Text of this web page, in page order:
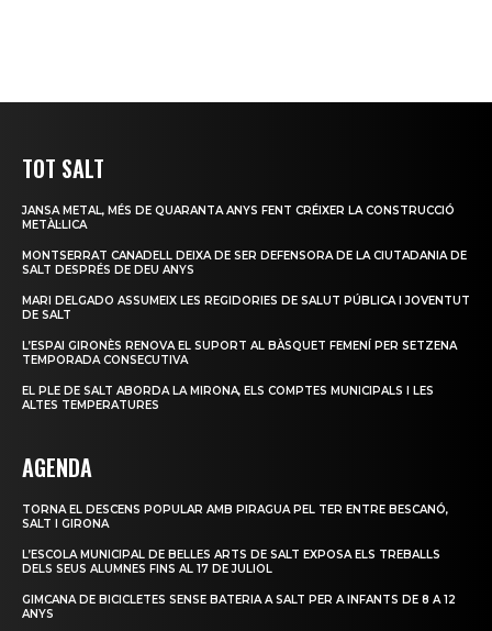
TOT SALT
JANSA METAL, MÉS DE QUARANTA ANYS FENT CRÉIXER LA CONSTRUCCIÓ
METÀL·LICA
MONTSERRAT CANADELL DEIXA DE SER DEFENSORA DE LA CIUTADANIA DE
SALT DESPRÉS DE DEU ANYS
MARI DELGADO ASSUMEIX LES REGIDORIES DE SALUT PÚBLICA I JOVENTUT
DE SALT
L’ESPAI GIRONÈS RENOVA EL SUPORT AL BÀSQUET FEMENÍ PER SETZENA
TEMPORADA CONSECUTIVA
EL PLE DE SALT ABORDA LA MIRONA, ELS COMPTES MUNICIPALS I LES
ALTES TEMPERATURES
AGENDA
TORNA EL DESCENS POPULAR AMB PIRAGUA PEL TER ENTRE BESCANÓ,
SALT I GIRONA
L’ESCOLA MUNICIPAL DE BELLES ARTS DE SALT EXPOSA ELS TREBALLS
DELS SEUS ALUMNES FINS AL 17 DE JULIOL
GIMCANA DE BICICLETES SENSE BATERIA A SALT PER A INFANTS DE 8 A 12
ANYS